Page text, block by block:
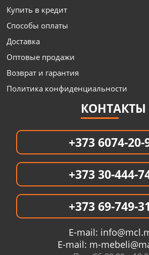
Купить в кредит
Способы оплаты
Доставка
Оптовые продажи
Возврат и гарантия
Политика конфиденциальности
КОНТАКТЫ
+373 6074-20-
+373 30-444-
+373 69-749-
E-mail:
E-mail: m-